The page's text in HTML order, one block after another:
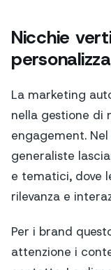
Nicchie
La marketing
nella gestione di
engagement.
generaliste
e tematici, dove
rilevanza e
Per i brand
attenzione i